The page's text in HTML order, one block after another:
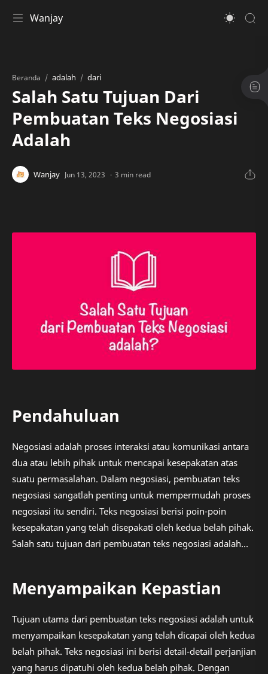
Wanjay
Beranda adalah dari
Salah Satu Tujuan Dari
Pembuatan Teks Negosiasi
Adalah
3 min read
Pendahuluan
Negosiasi adalah proses interaksi atau komunikasi antara
dua atau lebih pihak untuk mencapai kesepakatan atas
suatu permasalahan. Dalam negosiasi, pembuatan teks
negosiasi sangatlah penting untuk mempermudah proses
negosiasi itu sendiri. Teks negosiasi berisi poin-poin
kesepakatan yang telah disepakati oleh kedua belah pihak.
Salah satu tujuan dari pembuatan teks negosiasi adalah…
Menyampaikan Kepastian
Tujuan utama dari pembuatan teks negosiasi adalah untuk
menyampaikan kesepakatan yang telah dicapai oleh kedua
belah pihak. Teks negosiasi ini berisi detail-detail perjanjian
yang harus dipatuhi oleh kedua belah pihak. Dengan